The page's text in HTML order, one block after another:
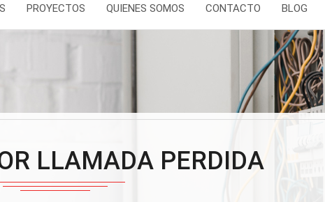
PROYECTOS QUIENES SOMOS CONTACTO BLOG
LLAMADA PERDIDA